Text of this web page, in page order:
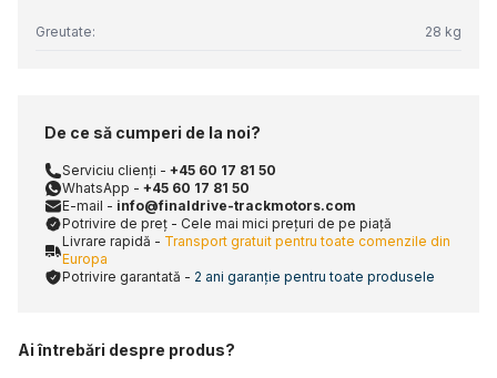
Greutate: 28 kg
De ce să cumperi de la noi?
Serviciu clienți - +45 60 17 81 50
WhatsApp - +45 60 17 81 50
E-mail - info@finaldrive-trackmotors.com
Potrivire de preț - Cele mai mici prețuri de pe piață
Livrare rapidă - Transport gratuit pentru toate comenzile din
Europa
Potrivire garantată - 2 ani garanție pentru toate produsele
Ai întrebări despre produs?